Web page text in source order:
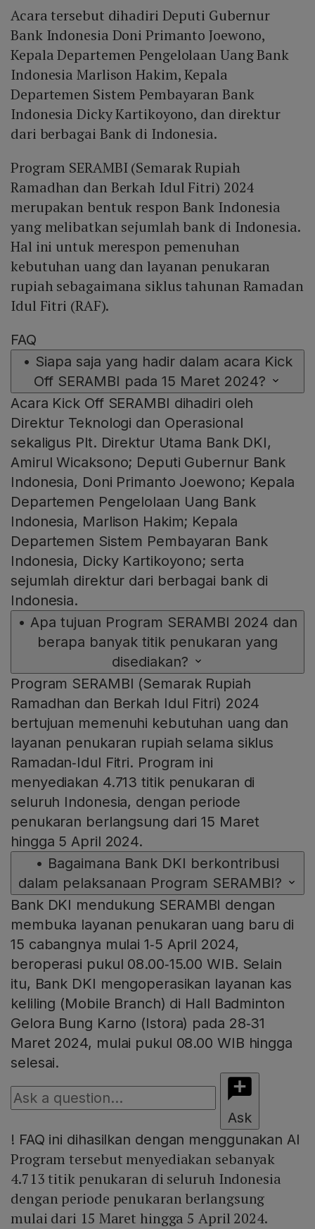
Acara tersebut dihadiri Deputi Gubernur
Bank Indonesia Doni Primanto Joewono,
Kepala Departemen Pengelolaan Uang Bank
Indonesia Marlison Hakim, Kepala
Departemen Sistem Pembayaran Bank
Indonesia Dicky Kartikoyono, dan direktur
dari berbagai Bank di Indonesia.
Program SERAMBI (Semarak Rupiah
Ramadhan dan Berkah Idul Fitri) 2024
merupakan bentuk respon Bank Indonesia
yang melibatkan sejumlah bank di Indonesia.
Hal ini untuk merespon pemenuhan
kebutuhan uang dan layanan penukaran
rupiah sebagaimana siklus tahunan Ramadan
Idul Fitri (RAF).
FAQ
• Siapa saja yang hadir dalam acara Kick
Off SERAMBI pada 15 Maret 2024?
Acara Kick Off SERAMBI dihadiri oleh
Direktur Teknologi dan Operasional
sekaligus Plt. Direktur Utama Bank DKI,
Amirul Wicaksono; Deputi Gubernur Bank
Indonesia, Doni Primanto Joewono; Kepala
Departemen Pengelolaan Uang Bank
Indonesia, Marlison Hakim; Kepala
Departemen Sistem Pembayaran Bank
Indonesia, Dicky Kartikoyono; serta
sejumlah direktur dari berbagai bank di
Indonesia.
• Apa tujuan Program SERAMBI 2024 dan
berapa banyak titik penukaran yang
disediakan?
Program SERAMBI (Semarak Rupiah
Ramadhan dan Berkah Idul Fitri) 2024
bertujuan memenuhi kebutuhan uang dan
layanan penukaran rupiah selama siklus
Ramadan‑Idul Fitri. Program ini
menyediakan 4.713 titik penukaran di
seluruh Indonesia, dengan periode
penukaran berlangsung dari 15 Maret
hingga 5 April 2024.
• Bagaimana Bank DKI berkontribusi
dalam pelaksanaan Program SERAMBI?
Bank DKI mendukung SERAMBI dengan
membuka layanan penukaran uang baru di
15 cabangnya mulai 1‑5 April 2024,
beroperasi pukul 08.00‑15.00 WIB. Selain
itu, Bank DKI mengoperasikan layanan kas
keliling (Mobile Branch) di Hall Badminton
Gelora Bung Karno (Istora) pada 28‑31
Maret 2024, mulai pukul 08.00 WIB hingga
selesai.
Ask
! FAQ ini dihasilkan dengan menggunakan AI
Program tersebut menyediakan sebanyak
4.713 titik penukaran di seluruh Indonesia
dengan periode penukaran berlangsung
mulai dari 15 Maret hingga 5 April 2024.